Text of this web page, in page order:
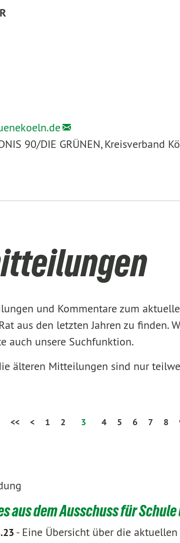
90/DIE GRÜNEN, Kreisverband
und Kommentare zum
aus den letzten Jahren zu
auch unsere Suchfunktion.
älteren Mitteilungen sind nur
<< < 1 2 3 4 5 6 7 8
aus dem Ausschuss für
- Eine Übersicht über die